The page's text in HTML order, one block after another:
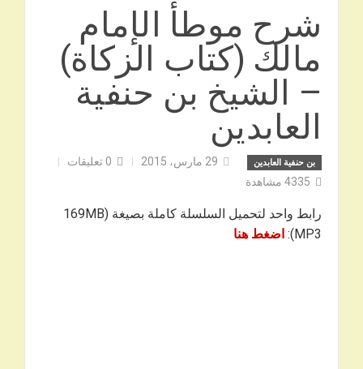
شرح موطأ الإمام
مالك (كتاب الزكاة)
– الشيخ بن حنفية
العابدين
بن حنفية العابدين 29 مارس، 2015 0تعليقات
4335 مشاهدة
رابط واحد لتحميل السلسلة كاملة بصيغة 169MB)
MP3):
اضغط هنا